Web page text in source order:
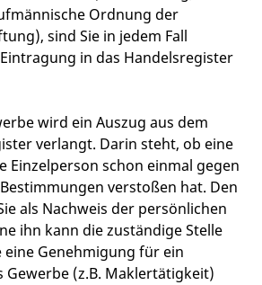
Ordnung der
sind Sie in jedem Fall
in das Handelsregister
wird ein Auszug aus dem
verlangt. Darin steht, ob eine
Einzelperson schon einmal gegen
verstoßen hat. Den
als Nachweis der persönlichen
ihn kann die zuständige Stelle
Genehmigung für ein
(z.B. Maklertätigkeit)